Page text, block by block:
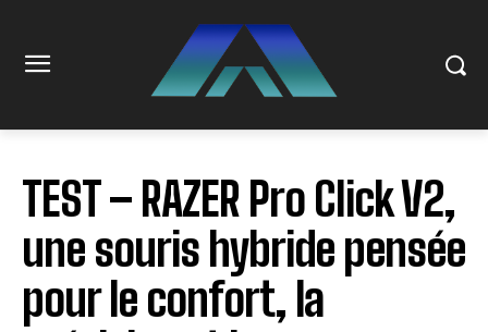
TEST – RAZER Pro Click V2,
une souris hybride pensée
pour le confort, la